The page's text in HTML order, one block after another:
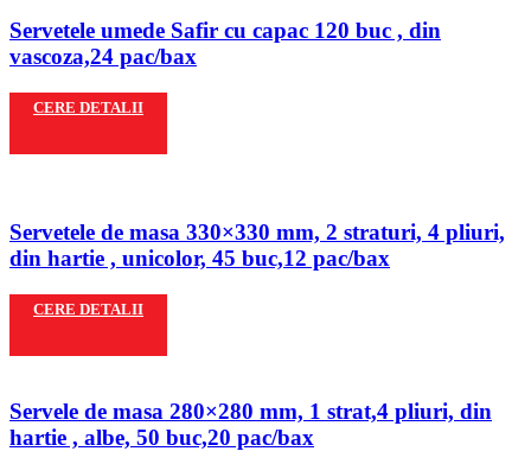
Servetele umede Safir cu capac 120 buc , din
vascoza,24 pac/bax
CERE DETALII
Servetele de masa 330×330 mm, 2 straturi, 4 pliuri,
din hartie , unicolor, 45 buc,12 pac/bax
CERE DETALII
Servele de masa 280×280 mm, 1 strat,4 pliuri, din
hartie , albe, 50 buc,20 pac/bax